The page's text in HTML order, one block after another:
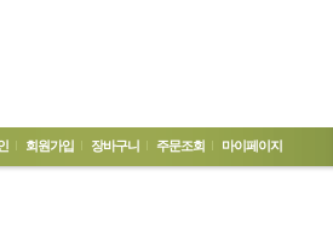
회원가입 장바구니 주문조회 마이페이지